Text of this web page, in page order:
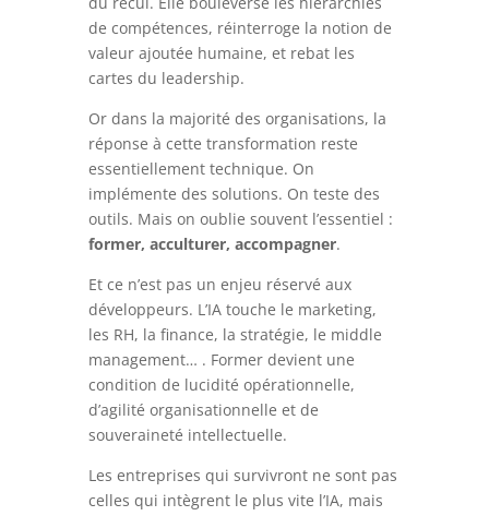
de compétences, réinterroge la notion de
valeur ajoutée humaine, et rebat les
cartes du leadership.
Or dans la majorité des organisations, la
réponse à cette transformation reste
essentiellement technique. On
implémente des solutions. On teste des
outils. Mais on oublie souvent l’essentiel :
former, acculturer, accompagner.
Et ce n’est pas un enjeu réservé aux
développeurs. L’IA touche le marketing,
les RH, la finance, la stratégie, le middle
management… . Former devient une
condition de lucidité opérationnelle,
d’agilité organisationnelle et de
souveraineté intellectuelle.
Les entreprises qui survivront ne sont pas
celles qui intègrent le plus vite l’IA, mais